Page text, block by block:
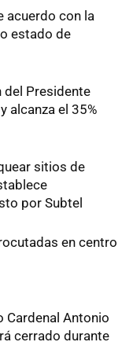
acuerdo con la
estado de
del Presidente
alcanza el 35%
sitios de
por Subtel
en centro
Cardenal Antonio
cerrado durante